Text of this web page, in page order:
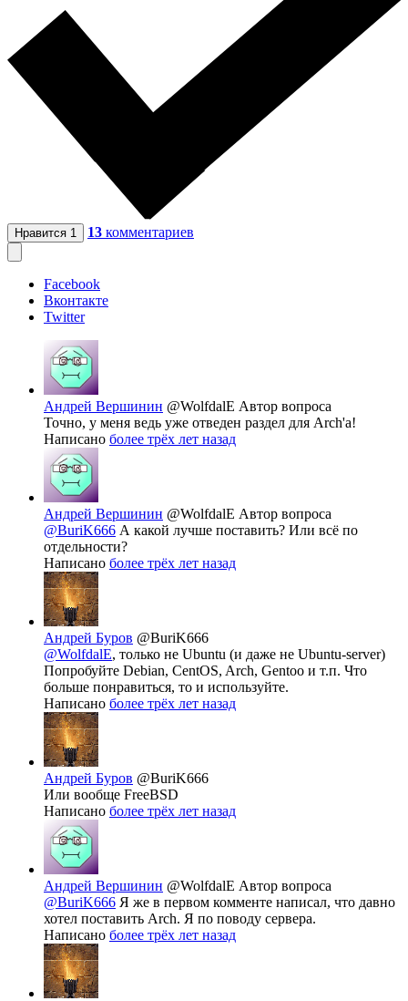
Нравится 1 13 комментариев
Facebook
Вконтакте
Twitter
Андрей Вершинин @WolfdalE Автор вопроса
Точно, у меня ведь уже отведен раздел для Arch'a!
Написано более трёх лет назад
Андрей Вершинин @WolfdalE Автор вопроса
@BuriK666 А какой лучше поставить? Или всё по
отдельности?
Написано более трёх лет назад
Андрей Буров @BuriK666
@WolfdalE, только не Ubuntu (и даже не Ubuntu-server)
Попробуйте Debian, CentOS, Arch, Gentoo и т.п. Что
больше понравиться, то и используйте.
Написано более трёх лет назад
Андрей Буров @BuriK666
Или вообще FreeBSD
Написано более трёх лет назад
Андрей Вершинин @WolfdalE Автор вопроса
@BuriK666 Я же в первом комменте написал, что давно
хотел поставить Arch. Я по поводу сервера.
Написано более трёх лет назад